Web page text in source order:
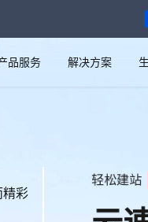
品服务 解决方案
精彩